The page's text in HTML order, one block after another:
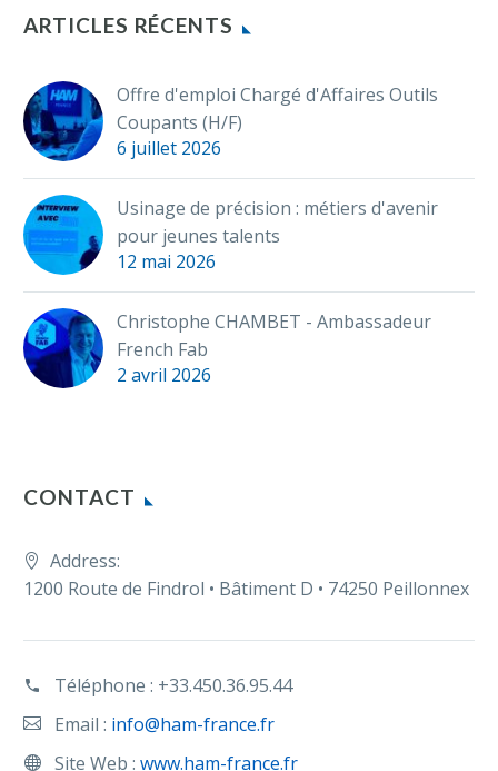
ARTICLES RÉCENTS
Offre d'emploi Chargé d'Affaires Outils
Coupants (H/F)
6 juillet 2026
Usinage de précision : métiers d'avenir
pour jeunes talents
12 mai 2026
Christophe CHAMBET - Ambassadeur
French Fab
2 avril 2026
CONTACT
Address:
1200 Route de Findrol • Bâtiment D • 74250 Peillonnex
Téléphone : +33.450.36.95.44
Email : info@ham-france.fr
Site Web : www.ham-france.fr